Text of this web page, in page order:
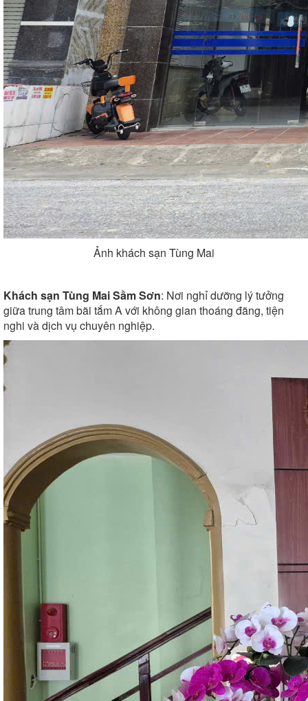
Ảnh khách sạn Tùng Mai
Khách sạn Tùng Mai Sầm Sơn: Nơi nghỉ dưỡng lý tưởng
giữa trung tâm bãi tắm A với không gian thoáng đãng, tiện
nghi và dịch vụ chuyên nghiệp.